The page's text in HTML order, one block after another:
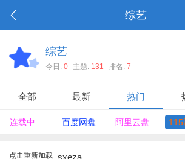
综艺
综艺
今日: 0 主题: 131 排名: 7
全部 最新 热门
连载中... 百度网盘 阿里云盘 115
点击重新加载 sxeza